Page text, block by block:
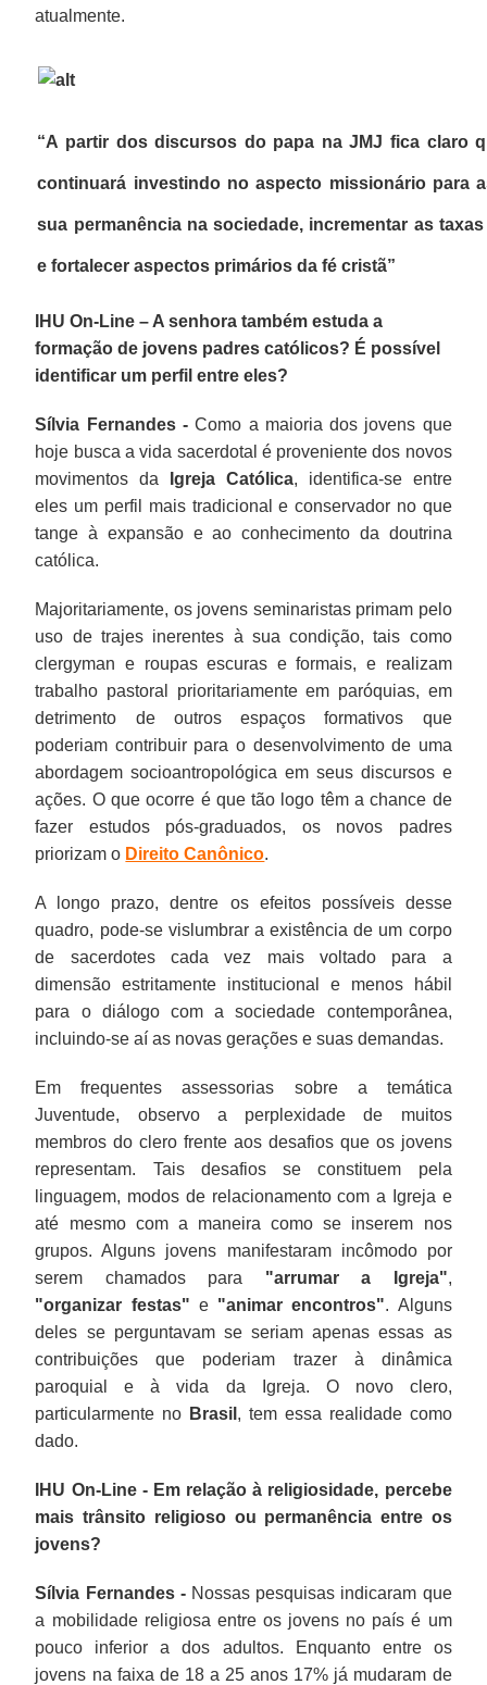
atualmente.
“A partir dos discursos do papa na JMJ fica claro
continuará investindo no aspecto missionário para
sua permanência na sociedade, incrementar as
e fortalecer aspectos primários da fé cristã”
IHU On-Line – A senhora também estuda a
formação de jovens padres católicos? É possível
identificar um perfil entre eles?
Sílvia Fernandes -Como a maioria dos jovens que
hoje busca a vida sacerdotal é proveniente dos novos
movimentos da
Igreja Católica, identifica-se entre
eles um perfil mais tradicional e conservador no que
tange à expansão e ao conhecimento da doutrina
católica.
Majoritariamente, os jovens seminaristas primam pelo
uso de trajes inerentes à sua condição, tais como
clergyman e roupas escuras e formais, e realizam
trabalho pastoral prioritariamente em paróquias, em
detrimento de outros espaços formativos que
poderiam contribuir para o desenvolvimento de uma
abordagem socioantropológica em seus discursos e
ações. O que ocorre é que tão logo têm a chance de
fazer estudos pós-graduados, os novos padres
priorizam o Direito Canônico.
A longo prazo, dentre os efeitos possíveis desse
quadro, pode-se vislumbrar a existência de um corpo
de sacerdotes cada vez mais voltado para a
dimensão estritamente institucional e menos hábil
para o diálogo com a sociedade contemporânea,
incluindo-se aí as novas gerações e suas demandas.
Em frequentes assessorias sobre a temática
Juventude, observo a perplexidade de muitos
membros do clero frente aos desafios que os jovens
representam. Tais desafios se constituem pela
linguagem, modos de relacionamento com a Igreja e
até mesmo com a maneira como se inserem nos
grupos. Alguns jovens manifestaram incômodo por
serem chamados para "arrumar a Igreja",
"organizar festas" e "animar encontros". Alguns
deles se perguntavam se seriam apenas essas as
contribuições que poderiam trazer à dinâmica
paroquial e à vida da Igreja. O novo clero,
particularmente no Brasil , tem essa realidade como
dado.
IHU On-Line - Em relação à religiosidade, percebe
mais trânsito religioso ou permanência entre os
jovens?
Sílvia Fernandes -Nossas pesquisas indicaram que
a mobilidade religiosa entre os jovens no país é um
pouco inferior a dos adultos. Enquanto entre os
jovens na faixa de 18 a 25 anos 17% já mudaram de